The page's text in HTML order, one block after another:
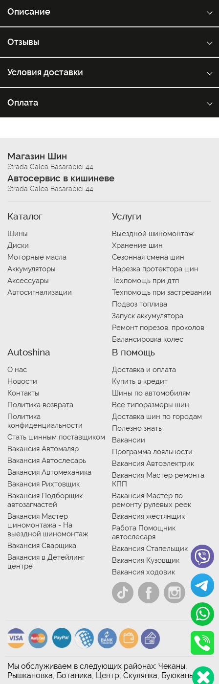
Описание
Отзывы
Условия доставки
Оплата
Магазин Шин
Strada Calea Basarabiei 44
Автосервис в кишиневе
Strada Calea Basarabiei 44
Каталог
Шины
Диски
Моторные масла
Аккумуляторы
Аксессуары
Автосигнализации
Услуги
Выездной шиномонтаж
Хранение шин
Сезонная смена шин
Нарезка протектора шин
Техпомощь при дтп
Техпомощь при застревании
Подвоз топлива
Запуск аккумулятора
Ремонт порезов, проколов
Балансировка колес
Autoshina
О нас
Новости
Контакты
Политика возврата
Политика
конфиденциальности
Стать шинным поставщиком
Вакансия Автомаляр
Вакансия Автослесарь
Вакансия Автомеханика
Вакансия Рихтовщик
Вакансия Подборщик
автозапчастей
Вакансия Мастер
шиномонтажа - На
выездной шиномонтаж
Вакансия Сварщика
Вакансия в Детейлинг
центре
В помощь
Доставка и оплата
Купить в кредит
Шины по автомобилям
Все типоразмеры шин
Доставка шин по городам
Полезно знать
Вакансии
Программа лояльности
Вакансия Автоэлектрик
Вакансия Мастер ремонта
КПП
Вакансия Мастер по
ремонту рулевых реек
Вакансия жестянщик
Работа Помощник
автослесаря
Вакансия Стапельщик
Вакансия Кузовщик
Вакансия ходовик
Мы обслуживаем в следующих районах: Чеканы,
Рышкановка, Ботаника, Центр, Скулянка, Буюканы